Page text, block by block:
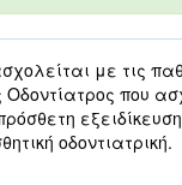
με τις
Οδοντίατρος που
οδοντιατρική.